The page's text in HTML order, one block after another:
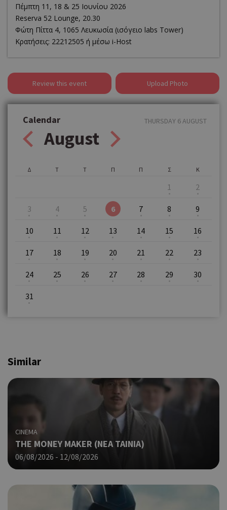
Πέμπτη 11, 18 & 25 Ιουνίου 2026
Reserva 52 Lounge, 20.30
Φώτη Πίττα 4, 1065 Λευκωσία (ισόγειο labs Tower)
Κρατήσεις: 22212505 ή μέσω i-Host
Review this event Upload Photo
Calendar
August
THURSDAY 6 AUGUST
Δ Τ Τ Π Π Σ
1
Κ
2
3 4 5 6 7 8 9
10 11 12 13 14 15 16
17 18 19 20 21 22 23
24 25 26 27 28 29 30
31
Similar
CINEMA
THE MONEY MAKER (ΝΕΑ ΤΑΙΝΙΑ)
06/08/2026 - 12/08/2026